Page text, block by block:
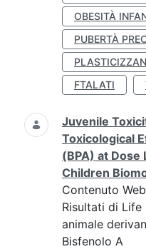
OBESITÀ
PUBERTÀ
FTALATI
Juvenile
Toxicological
(BPA) at Dose
Children
Contenuto Web
Risultati di Life
animale
Bisfenolo A